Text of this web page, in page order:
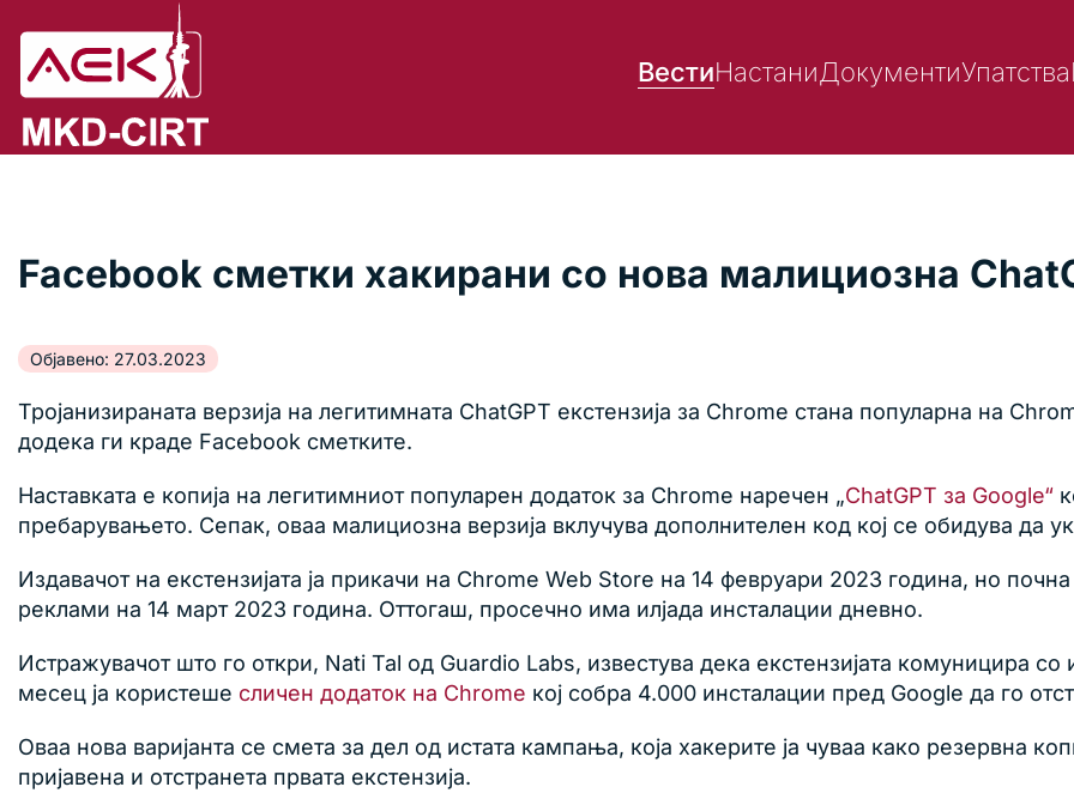
ВестиНастаниДокументиУпатства
Facebook сметки хакирани со нова малициозна
Објавено: 27.03.2023
Тројанизираната верзија на легитимната ChatGPT екстензија за Chrome стана популарна на
додека ги краде Facebook сметките.
Наставката е копија на легитимниот популарен додаток за Chrome наречен „ChatGPT за Google“
пребарувањето. Сепак, оваа малициозна верзија вклучува дополнителен код кој се обидува да
Издавачот на екстензијата ја прикачи на Chrome Web Store на 14 февруари 2023 година, но
реклами на 14 март 2023 година. Оттогаш, просечно има илјада инсталации дневно.
Истражувачот што го откри, Nati Tal од Guardio Labs, известува дека екстензијата комуницира со
месец ја користеше сличен додаток на Chrome кој собра 4.000 инсталации пред Google да го
Оваа нова варијанта се смета за дел од истата кампања, која хакерите ја чуваа како резервна
пријавена и отстранета првата екстензија.